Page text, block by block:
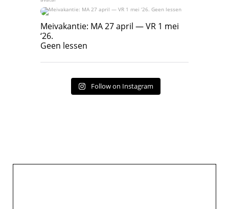
Meivakantie: MA 27 april — VR 1 mei ‘26.
Geen lessen
Meivakantie: MA 27 april — VR 1 mei
‘26.
Geen lessen
Follow on Instagram